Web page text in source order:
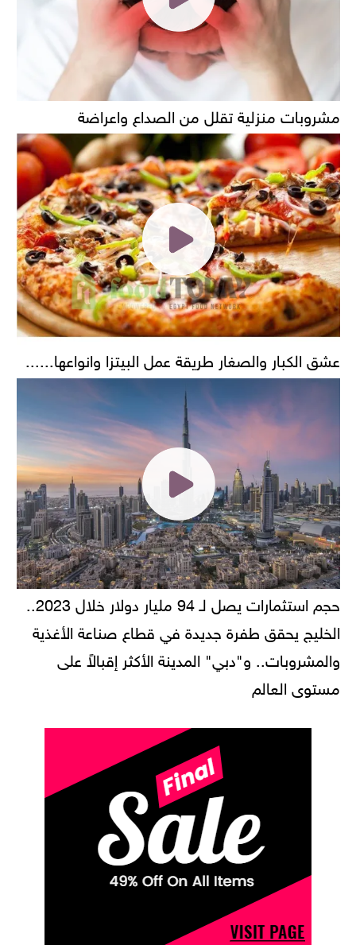
مشروبات منزلية تقلل من الصداع واعراضة
عشق الكبار والصغار طريقة عمل البيتزا وانواعها......
حجم استثمارات يصل لـ 94 مليار دولار خلال 2023..
الخليج يحقق طفرة جديدة في قطاع صناعة الأغذية
والمشروبات.. و"دبي" المدينة الأكثر إقبالاً على
مستوى العالم